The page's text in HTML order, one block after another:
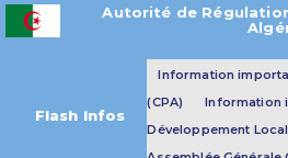
Autorité de
Flash Infos
Information
(CPA)
Information
Développement Local